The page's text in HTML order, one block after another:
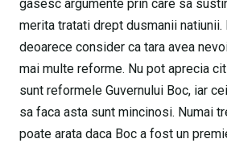
gasesc argumente prin care sa
merita tratati drept dusmanii
deoarece consider ca tara avea
mai multe reforme. Nu pot aprecia
sunt reformele Guvernului Boc, iar
sa faca asta sunt mincinosi. Numai
poate arata daca Boc a fost un